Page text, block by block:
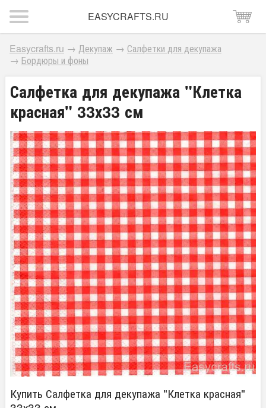
EASYCRAFTS.RU
Easycrafts.ru → Декупаж → Салфетки для декупажа
→ Бордюры и фоны
Салфетка для декупажа "Клетка
красная" 33х33 см
Купить Салфетка для декупажа "Клетка красная"